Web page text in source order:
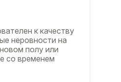
к качеству
неровности на
полу или
со временем